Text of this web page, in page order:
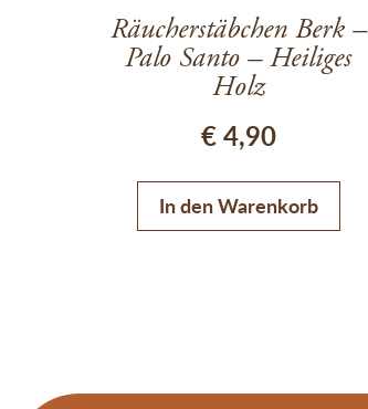
Räucherstäbchen Berk –
Palo Santo – Heiliges
Holz
€4,90
In den Warenkorb